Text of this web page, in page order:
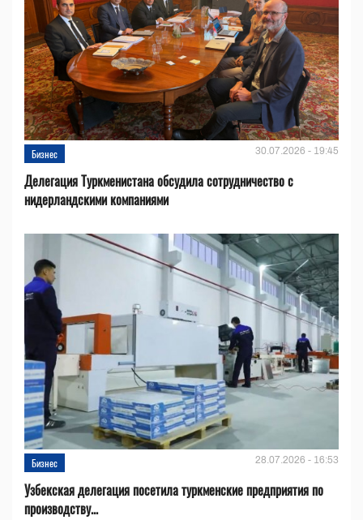
Бизнес 30.07.2026 - 19:45
Делегация Туркменистана обсудила сотрудничество с
нидерландскими компаниями
Бизнес 28.07.2026 - 16:53
Узбекская делегация посетила туркменские предприятия по
производству...